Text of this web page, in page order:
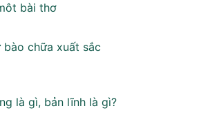
bài thơ
bào chữa xuất sắc
là gì, bản lĩnh là gì?